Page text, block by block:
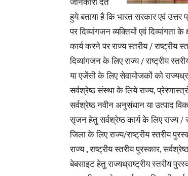
हुये बताया है कि भारत सरकार एवं उत्तर
पर दिव्यांगजन व्यक्तियों एवं
कार्य करने पर राज्य स्तरीय / राष्ट्रीय
दिव्यांगजन के लिए राज्य / राष्ट्रीय
या एजेंसी के लिए सेवायोजकों को
सर्वश्रेष्ठ संस्था के लिये राज्य,
सर्वश्रेष्ठ नवीन अनुसंधान या उत्पाद
सृजन हेतु सर्वश्रेष्ठ कार्य के लिए राज्य /
जिला के लिए राज्य/राष्ट्रीय स्तरीय
राज्य , राष्ट्रीय स्तरीय पुरस्कार,
बेबसाइट हेतु राज्यध्राष्ट्रीय स्तरीय